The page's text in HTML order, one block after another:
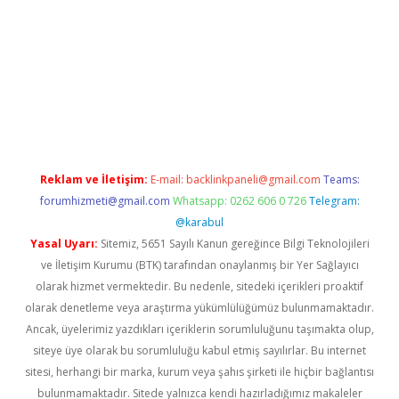
Reklam ve İletişim: E-mail: backlinkpaneli@gmail.com Teams:
forumhizmeti@gmail.com Whatsapp: 0262 606 0 726 Telegram:
@karabul
Yasal Uyarı: Sitemiz, 5651 Sayılı Kanun gereğince Bilgi Teknolojileri
ve İletişim Kurumu (BTK) tarafından onaylanmış bir Yer Sağlayıcı
olarak hizmet vermektedir. Bu nedenle, sitedeki içerikleri proaktif
olarak denetleme veya araştırma yükümlülüğümüz bulunmamaktadır.
Ancak, üyelerimiz yazdıkları içeriklerin sorumluluğunu taşımakta olup,
siteye üye olarak bu sorumluluğu kabul etmiş sayılırlar. Bu internet
sitesi, herhangi bir marka, kurum veya şahıs şirketi ile hiçbir bağlantısı
bulunmamaktadır. Sitede yalnızca kendi hazırladığımız makaleler